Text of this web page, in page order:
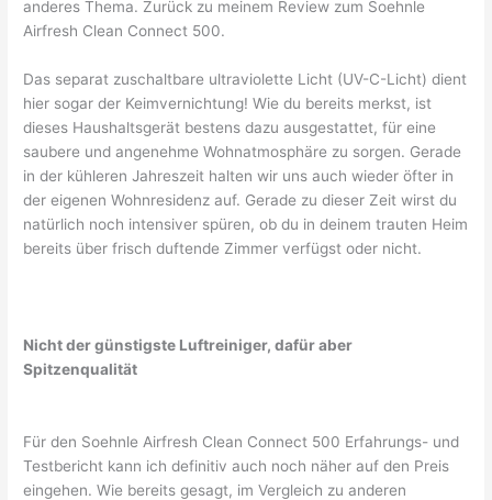
anderes Thema. Zurück zu meinem Review zum Soehnle
Airfresh Clean Connect 500.
Das separat zuschaltbare ultraviolette Licht (UV-C-Licht) dient
hier sogar der Keimvernichtung! Wie du bereits merkst, ist
dieses Haushaltsgerät bestens dazu ausgestattet, für eine
saubere und angenehme Wohnatmosphäre zu sorgen. Gerade
in der kühleren Jahreszeit halten wir uns auch wieder öfter in
der eigenen Wohnresidenz auf. Gerade zu dieser Zeit wirst du
natürlich noch intensiver spüren, ob du in deinem trauten Heim
bereits über frisch duftende Zimmer verfügst oder nicht.
Nicht der günstigste Luftreiniger, dafür aber
Spitzenqualität
Für den Soehnle Airfresh Clean Connect 500 Erfahrungs- und
Testbericht kann ich definitiv auch noch näher auf den Preis
eingehen. Wie bereits gesagt, im Vergleich zu anderen